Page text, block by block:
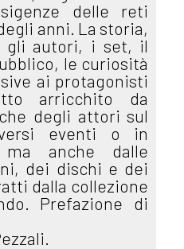
delle reti
anni. La storia,
gli autori, i set, il
le curiosità
ai protagonisti
arricchito da
degli attori sul
eventi o in
anche dalle
dei dischi e dei
dalla collezione
Prefazione di